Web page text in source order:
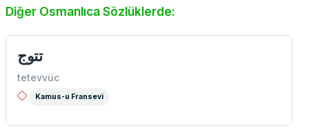
Diğer Osmanlıca Sözlüklerde:
تتوج
tetevvüc
Kamus-u Fransevi